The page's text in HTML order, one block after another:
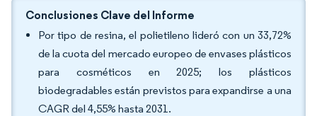
Conclusiones Clave del Informe
Por tipo de resina, el polietileno lideró con un 33,72%
de la cuota del mercado europeo de envases plásticos
para cosméticos en 2025; los plásticos
biodegradables están previstos para expandirse a una
CAGR del 4,55% hasta 2031.